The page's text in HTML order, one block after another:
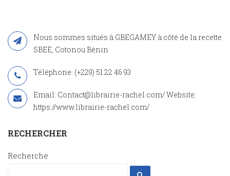
Nous sommes situés à GBEGAMEY à côté de la recette
SBEE, Cotonou Bénin
Téléphone: (+229) 51 22 46 93
Email: Contact@librairie-rachel.com/ Website:
https://www.librairie-rachel.com/
RECHERCHER
Recherche